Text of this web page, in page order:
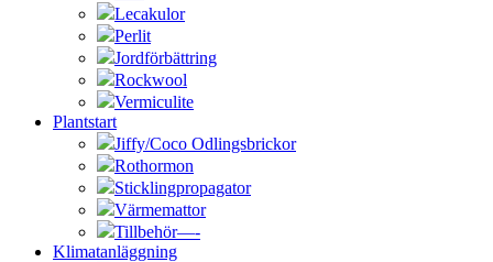
Lecakulor
Perlit
Jordförbättring
Rockwool
Vermiculite
Plantstart
Jiffy/Coco Odlingsbrickor
Rothormon
Sticklingpropagator
Värmemattor
Tillbehör—-
Klimatanläggning